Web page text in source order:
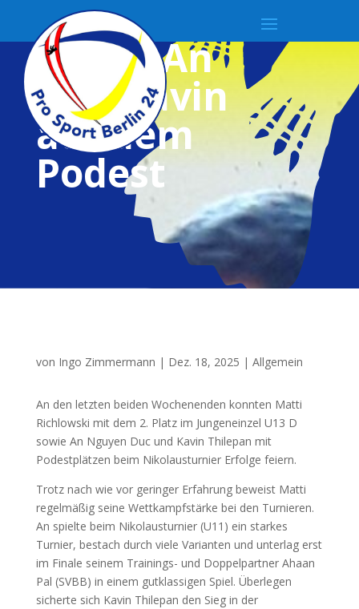
Matti, An
und Kavin
auf dem
Podest
von Ingo Zimmermann | Dez. 18, 2025 | Allgemein
An den letzten beiden Wochenenden konnten Matti
Richlowski mit dem 2. Platz im Jungeneinzel U13 D
sowie An Nguyen Duc und Kavin Thilepan mit
Podestplätzen beim Nikolausturnier Erfolge feiern.
Trotz nach wie vor geringer Erfahrung beweist Matti
regelmäßig seine Wettkampfstärke bei den Turnieren.
An spielte beim Nikolausturnier (U11) ein starkes
Turnier, bestach durch viele Varianten und unterlag erst
im Finale seinem Trainings- und Doppelpartner Ahaan
Pal (SVBB) in einem gutklassigen Spiel. Überlegen
sicherte sich Kavin Thilepan den Sieg in der